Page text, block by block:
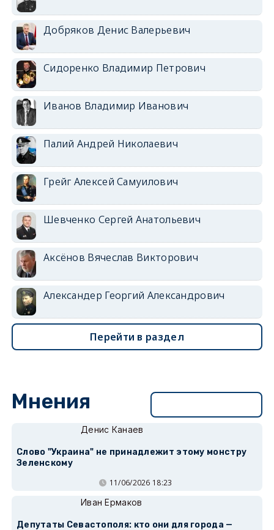
Добряков Денис Валерьевич
Сидоренко Владимир Петрович
Иванов Владимир Иванович
Палий Андрей Николаевич
Грейг Алексей Самуилович
Шевченко Сергей Анатольевич
Аксёнов Вячеслав Викторович
Александер Георгий Александрович
Перейти в раздел
Мнения
Денис Канаев
Слово "Украина" не принадлежит этому монстру
Зеленскому
11/06/2026 18:23
Иван Ермаков
Депутаты Севастополя: кто они для города —